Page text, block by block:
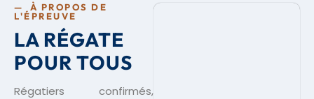
— À PROPOS DE
L'ÉPREUVE
LA RÉGATE
POUR TOUS
Régatiers confirmés,